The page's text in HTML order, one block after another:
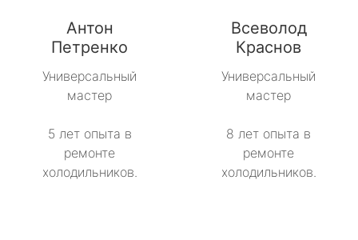
Антон
Петренко
Универсальный
мастер
5 лет опыта в
ремонте
холодильников.
Всеволод
Краснов
Универсальный
мастер
8 лет опыта в
ремонте
холодильников.